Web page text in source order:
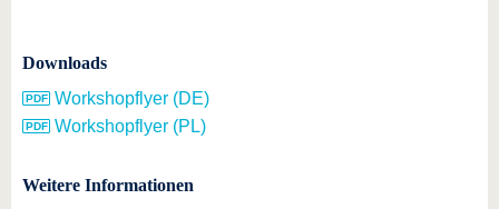
Downloads
Workshopflyer (DE)
Workshopflyer (PL)
Weitere Informationen